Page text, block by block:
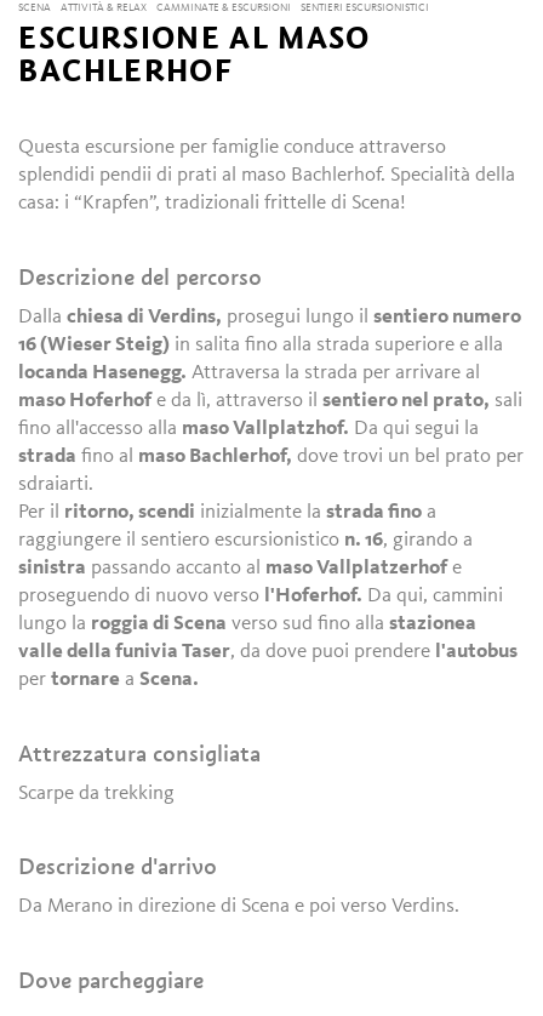
SCENA ATTIVITÀ & RELAX CAMMINATE & ESCURSIONI SENTIERI ESCURSIONISTICI
ESCURSIONE AL MASO
BACHLERHOF
Questa escursione per famiglie conduce attraverso
splendidi pendii di prati al maso Bachlerhof. Specialità della
casa: i “Krapfen”, tradizionali frittelle di Scena!
Descrizione del percorso
Dallachiesa di Verdins, prosegui lungo ilsentiero numero
16 (Wieser Steig) in salita fino alla strada superiore e alla
locanda Hasenegg. Attraversa la strada per arrivare al
maso Hoferhofe da lì, attraverso ilsentiero nel prato, sali
fino all'accesso alla maso Vallplatzhof. Da qui segui la
strada fino al maso Bachlerhof, dove trovi un bel prato per
sdraiarti.
Per il ritorno, scendi inizialmente lastrada fino a
raggiungere il sentiero escursionistico n. 16, girando a
sinistra passando accanto al maso Vallplatzerhofe
proseguendo di nuovo verso l'Hoferhof. Da qui, cammini
lungo la roggia di Scena verso sud fino allastazionea
valle della funivia Taser, da dove puoi prendere l'autobus
pertornare aScena.
Attrezzatura consigliata
Scarpe da trekking
Descrizione d'arrivo
Da Merano in direzione di Scena e poi verso Verdins.
Dove parcheggiare